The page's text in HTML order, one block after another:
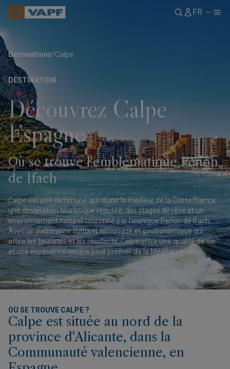
FR
Destinations/Calpe
DESTINATION
Découvrez Calpe
Espagne
Où se trouve l'emblématique Peñón
de Ifach
Calpe est une commune qui réunit le meilleur de la Costa Blanca:
une destination touristique réputée, des plages de rêve et un
environnement naturel couronné par l'iconique Peñón de Ifach.
Avec un patrimoine culturel, historique et gastronomique qui
attire les touristes et les résidents, Calpe offre une qualité de vie
et une expérience unique pour profiter de la Méditerranée.
OÙ SE TROUVE CALPE ?
Calpe est située au nord de la
province d'Alicante, dans la
Communauté valencienne, en